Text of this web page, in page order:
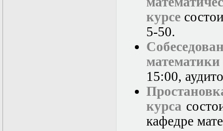
курсе
5-50.
математики
15:00,
курса
кафедре